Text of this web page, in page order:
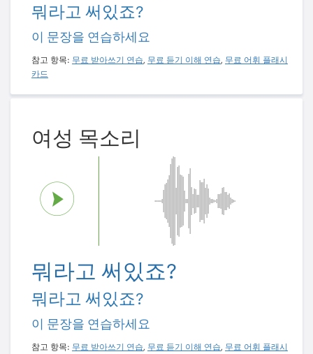
뭐라고 써있죠?
이 문장을 연습하세요
참고 항목: 무료 받아쓰기 연습, 무료 듣기 이해 연습, 무료 어휘 플래시
카드
여성 목소리
뭐라고 써있죠?
뭐라고 써있죠?
이 문장을 연습하세요
참고 항목: 무료 받아쓰기 연습, 무료 듣기 이해 연습, 무료 어휘 플래시